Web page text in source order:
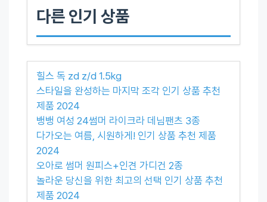
다른 인기 상품
힐스 독 zd z/d 1.5kg
스타일을 완성하는 마지막 조각 인기 상품 추천
제품 2024
뱅뱅 여성 24썸머 라이크라 데님팬츠 3종
다가오는 여름, 시원하게! 인기 상품 추천 제품
2024
오아로 썸머 원피스+인견 가디건 2종
놀라운 당신을 위한 최고의 선택 인기 상품 추천
제품 2024